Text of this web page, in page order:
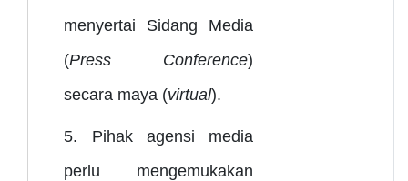
menyertai Sidang Media
(Press Conference)
secara maya (virtual).
5. Pihak agensi media
perlu mengemukakan